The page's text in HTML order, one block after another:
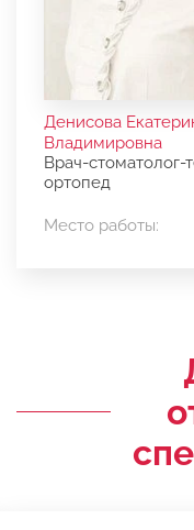
Денисова
Владимировна
Врач-стоматолог-
ортопед
Место работы: